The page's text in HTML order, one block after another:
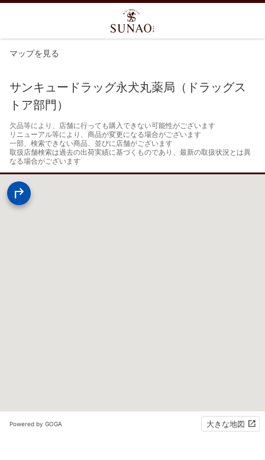
マップを見る
サンキュードラッグ永犬丸薬局（ドラッグス
トア部門）
欠品等により、店舗に行っても購入できない可能性がございます
リニューアル等により、商品が変更になる場合がございます
一部、検索できない商品、並びに店舗がございます
取扱店舗検索は過去の出荷実績に基づくものであり、最新の取扱状況とは異
なる場合がございます
Powered by GOGA 大きな地図